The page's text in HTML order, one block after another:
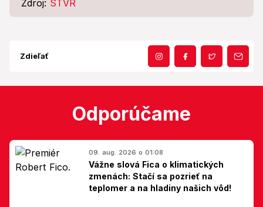
Zdroj: STVR
Zdieľať
Odporúčame
09. aug. 2026 o 01:08
Vážne slová Fica o klimatických
zmenách: Stačí sa pozrieť na
teplomer a na hladiny našich vôd!